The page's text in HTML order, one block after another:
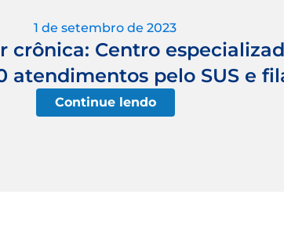
1 de setembro de 2023
crônica: Centro
atendimentos pelo SUS e
Continue lendo